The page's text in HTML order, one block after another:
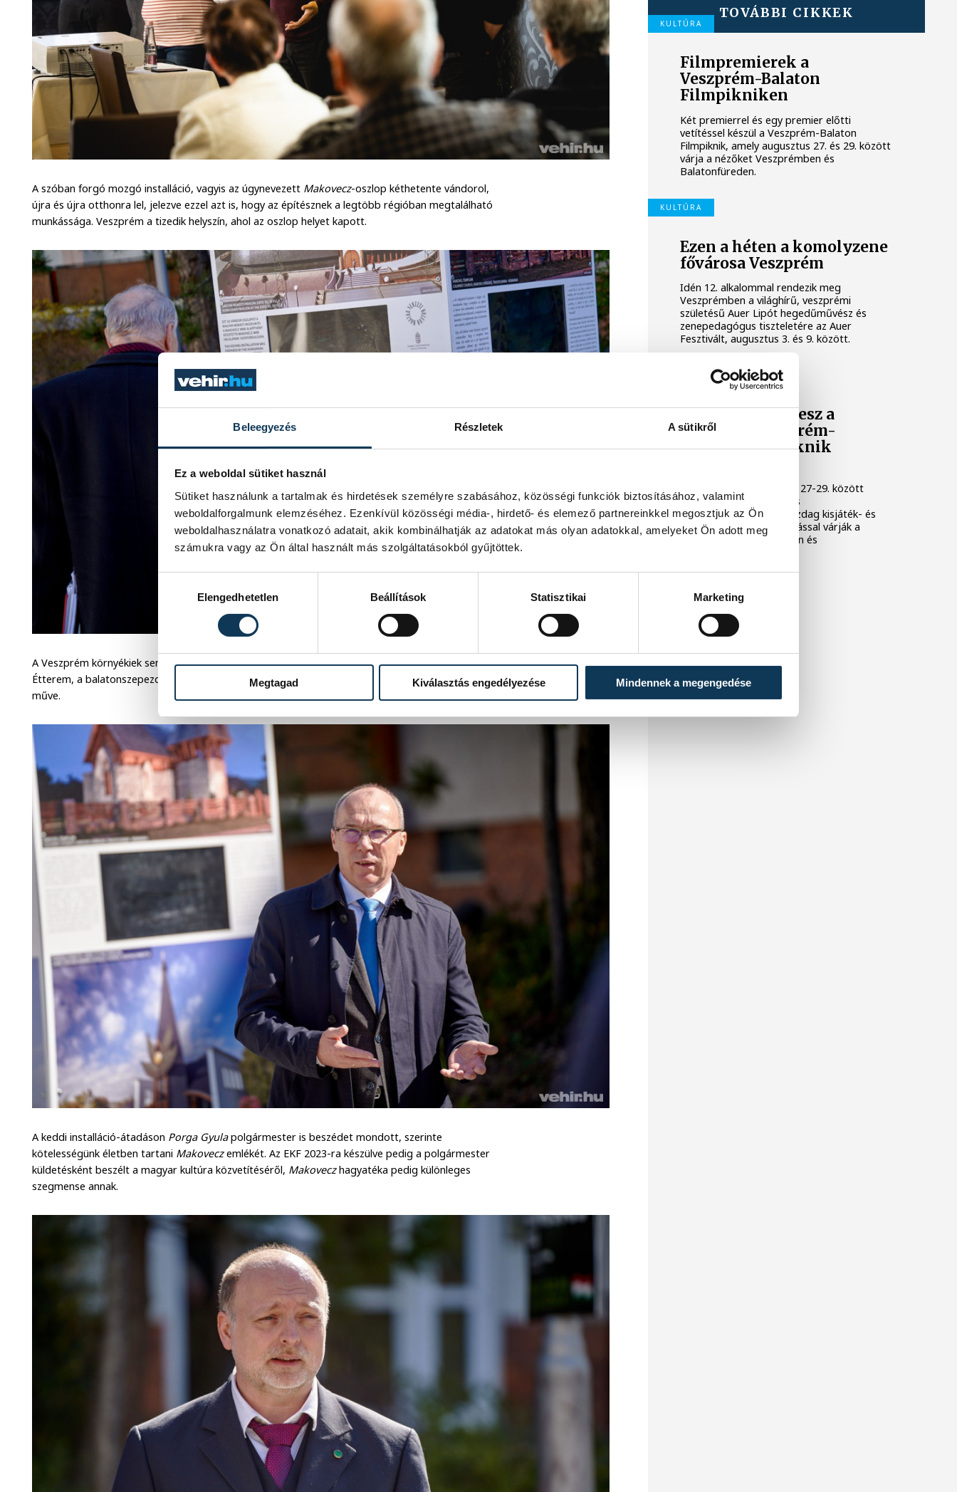
Beleegyezés Részletek A sütikről
Ez a weboldal sütiket használ
Sütiket használunk a tartalmak és hirdetések személyre szabásához, közösségi funkciók biztosításához, valamint
weboldalforgalmunk elemzéséhez. Ezenkívül közösségi média-, hirdető- és elemező partnereinkkel megosztjuk az Ön
weboldalhasználatra vonatkozó adatait, akik kombinálhatják az adatokat más olyan adatokkal, amelyeket Ön adott meg
számukra vagy az Ön által használt más szolgáltatásokból gyűjtöttek.
Elengedhetetlen
Beállítások Statisztikai Marketing
Megtagad Kiválasztás engedélyezése Mindennek a megengedése
A szóban forgó mozgó installáció, vagyis az úgynevezett Makovecz-oszlop kéthetente vándorol,
újra és újra otthonra lel, jelezve ezzel azt is, hogy az építésznek a legtöbb régióban megtalálható
munkássága. Veszprém a tizedik helyszín, ahol az oszlop helyet kapott.
A Veszprém környékiek sem biztosan tudják, mennyire köztünk vanMakovecz: a füredi Halászkert
Étterem, a balatonszepezdi Sellő Étterem, de a szintén füredi Koloska Csárda is Makovecz Imre
műve.
A keddi installáció-átadáson Porga Gyulapolgármester is beszédet mondott, szerinte
kötelességünk életben tartani Makoveczemlékét. Az EKF 2023-ra készülve pedig a polgármester
küldetésként beszélt a magyar kultúra közvetítéséről, Makoveczhagyatéka pedig különleges
szegmense annak.
TOVÁBBI CIKKEK
KULTÚRA
Filmpremierek a
Veszprém-Balaton
Filmpikniken
Két premierrel és egy premier előtti
vetítéssel készül a Veszprém-Balaton
Filmpiknik, amely augusztus 27. és 29. között
várja a nézőket Veszprémben és
Balatonfüreden.
KULTÚRA
Ezen a héten a komolyzene
fővárosa Veszprém
Idén 12. alkalommal rendezik meg
Veszprémben a világhírű, veszprémi
születésű Auer Lipót hegedűművész és
zenepedagógus tiszteletére az Auer
Fesztivált, augusztus 3. és 9. között.
Osvárt Andrea lesz a
megújult Veszprém-
Balaton Filmpiknik
A Filmpikniken augusztus 27-29. között
csaknem hatvan játék- és
dokumentumfilmmel, gazdag kisjáték- és
animációs filmes válogatással várják a
közönséget Veszprémben és